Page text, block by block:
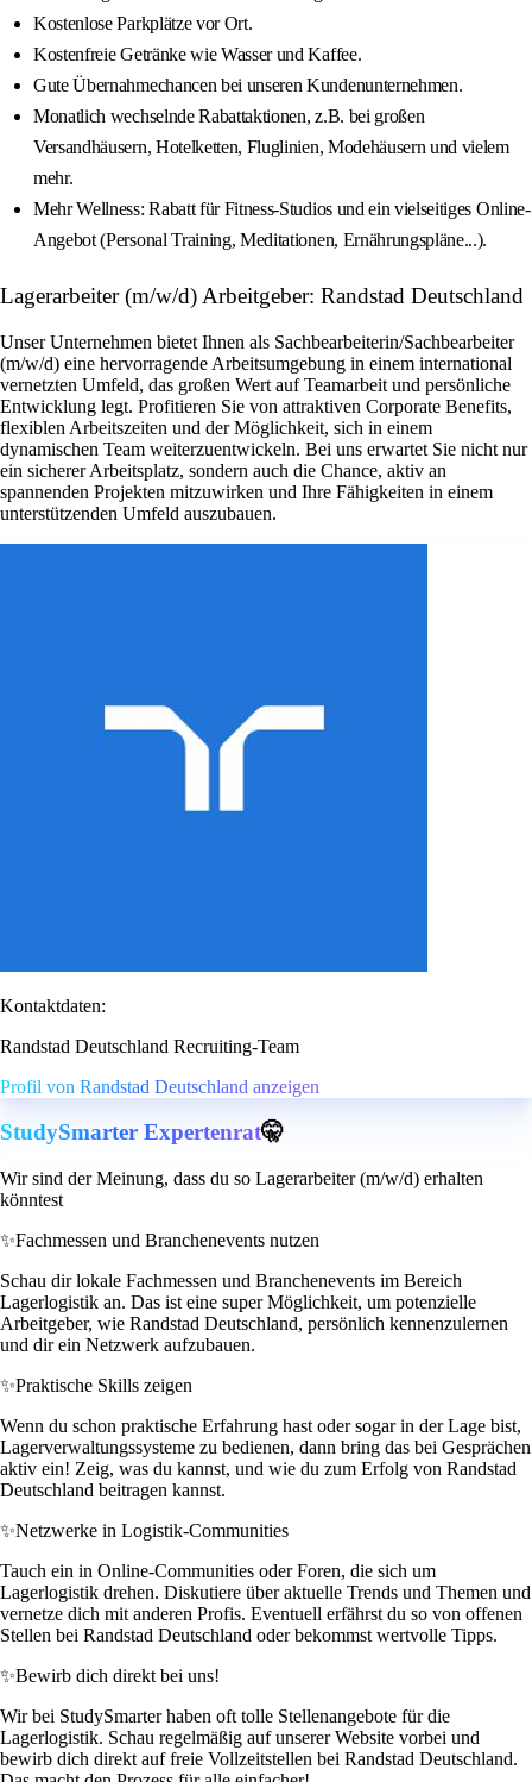
Kostenlose Parkplätze vor Ort.
Kostenfreie Getränke wie Wasser und Kaffee.
Gute Übernahmechancen bei unseren Kundenunternehmen.
Monatlich wechselnde Rabattaktionen, z.B. bei großen
Versandhäusern, Hotelketten, Fluglinien, Modehäusern und vielem
mehr.
Mehr Wellness: Rabatt für Fitness-Studios und ein vielseitiges Online-
Angebot (Personal Training, Meditationen, Ernährungspläne...).
Lagerarbeiter (m/w/d) Arbeitgeber: Randstad Deutschland
Unser Unternehmen bietet Ihnen als Sachbearbeiterin/Sachbearbeiter
(m/w/d) eine hervorragende Arbeitsumgebung in einem international
vernetzten Umfeld, das großen Wert auf Teamarbeit und persönliche
Entwicklung legt. Profitieren Sie von attraktiven Corporate Benefits,
flexiblen Arbeitszeiten und der Möglichkeit, sich in einem
dynamischen Team weiterzuentwickeln. Bei uns erwartet Sie nicht nur
ein sicherer Arbeitsplatz, sondern auch die Chance, aktiv an
spannenden Projekten mitzuwirken und Ihre Fähigkeiten in einem
unterstützenden Umfeld auszubauen.
Kontaktdaten:
Randstad Deutschland Recruiting-Team
Profil von Randstad Deutschland anzeigen
StudySmarter Expertenrat🤫
Wir sind der Meinung, dass du so Lagerarbeiter (m/w/d) erhalten
könntest
✨Fachmessen und Branchenevents nutzen
Schau dir lokale Fachmessen und Branchenevents im Bereich
Lagerlogistik an. Das ist eine super Möglichkeit, um potenzielle
Arbeitgeber, wie Randstad Deutschland, persönlich kennenzulernen
und dir ein Netzwerk aufzubauen.
✨Praktische Skills zeigen
Wenn du schon praktische Erfahrung hast oder sogar in der Lage bist,
Lagerverwaltungssysteme zu bedienen, dann bring das bei Gesprächen
aktiv ein! Zeig, was du kannst, und wie du zum Erfolg von Randstad
Deutschland beitragen kannst.
✨Netzwerke in Logistik-Communities
Tauch ein in Online-Communities oder Foren, die sich um
Lagerlogistik drehen. Diskutiere über aktuelle Trends und Themen und
vernetze dich mit anderen Profis. Eventuell erfährst du so von offenen
Stellen bei Randstad Deutschland oder bekommst wertvolle Tipps.
✨Bewirb dich direkt bei uns!
Wir bei StudySmarter haben oft tolle Stellenangebote für die
Lagerlogistik. Schau regelmäßig auf unserer Website vorbei und
bewirb dich direkt auf freie Vollzeitstellen bei Randstad Deutschland.